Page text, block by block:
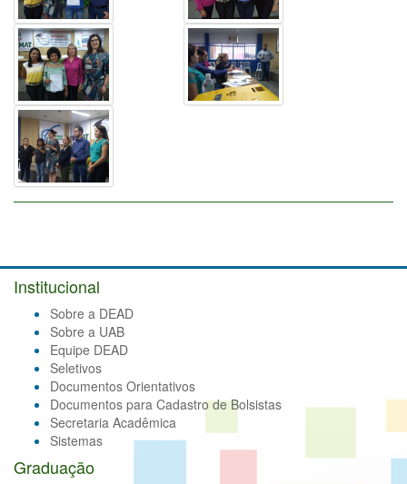
Institucional
Sobre a DEAD
Sobre a UAB
Equipe DEAD
Seletivos
Documentos Orientativos
Documentos para Cadastro de Bolsistas
Secretaria Acadêmica
Sistemas
Graduação